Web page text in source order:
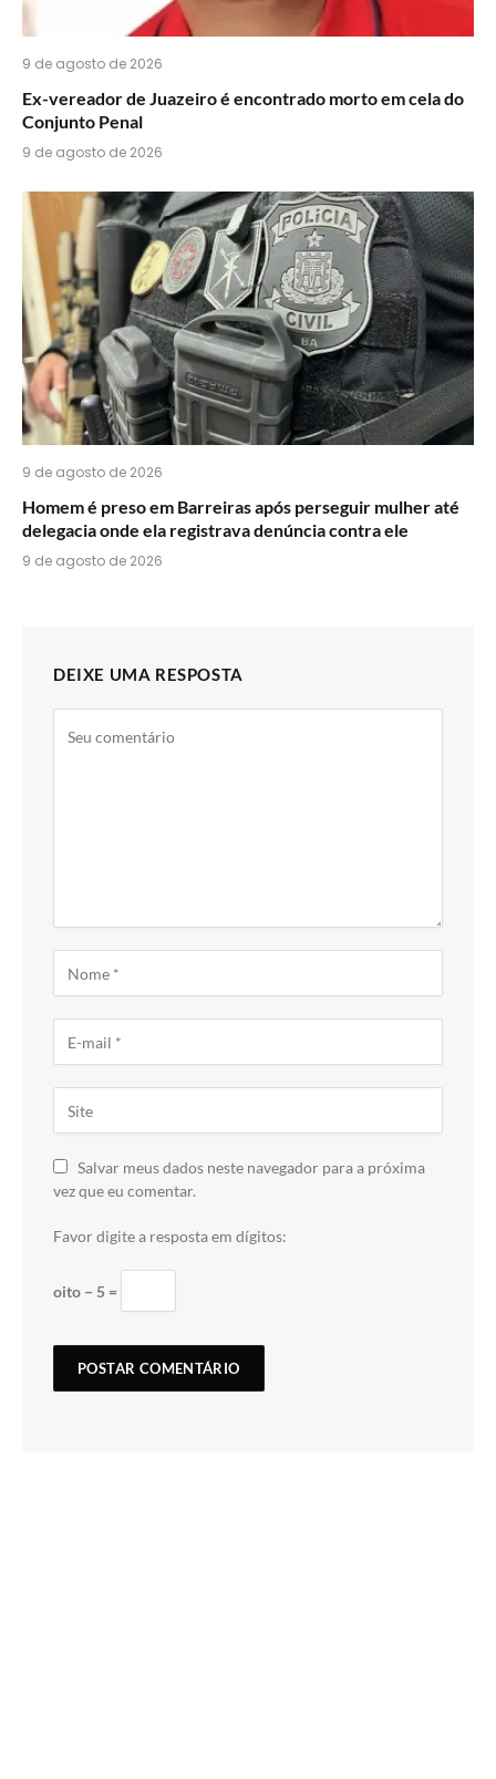
9 de agosto de 2026
Ex-vereador de Juazeiro é encontrado morto em cela do
Conjunto Penal
9 de agosto de 2026
9 de agosto de 2026
Homem é preso em Barreiras após perseguir mulher até
delegacia onde ela registrava denúncia contra ele
9 de agosto de 2026
DEIXE UMA RESPOSTA
Salvar meus dados neste navegador para a próxima
vez que eu comentar.
Favor digite a resposta em dígitos:
oito − 5 =